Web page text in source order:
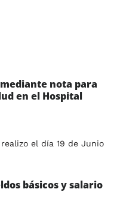
nota para
en el Hospital
el día 19 de Junio
básicos y salario